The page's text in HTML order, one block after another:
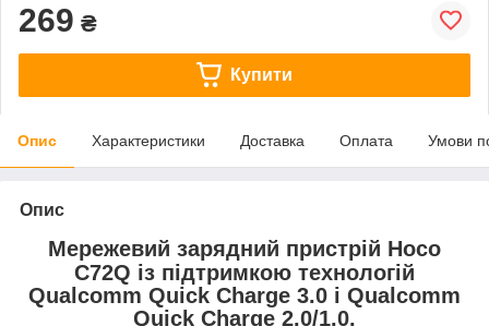
269 ₴
Купити
Опис Характеристики Доставка Оплата Умови
Опис
Мережевий зарядний пристрій Hoco
C72Q із підтримкою технологій
Qualcomm Quick Charge 3.0 і Qualcomm
Quick Charge 2.0/1.0.